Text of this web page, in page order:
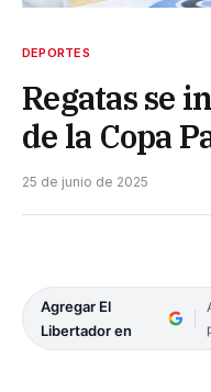
DEPORTES
Regatas se
de la Copa
25 de junio de 2025
Agregar El
Libertador en